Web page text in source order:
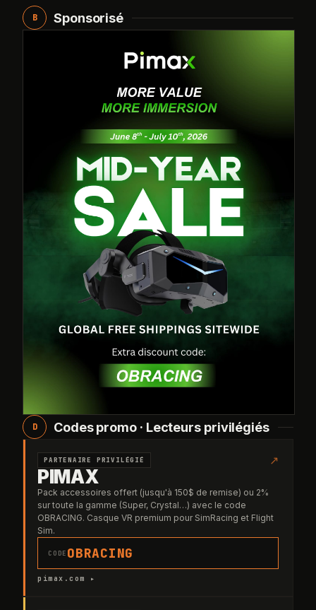
B Sponsorisé
D Codes promo · Lecteurs privilégiés
PARTENAIRE PRIVILÉGIÉ ↗
PIMAX
Pack accessoires offert (jusqu'à 150$ de remise) ou 2%
sur toute la gamme (Super, Crystal…) avec le code
OBRACING. Casque VR premium pour SimRacing et Flight
Sim.
CODE OBRACING
pimax.com ▸